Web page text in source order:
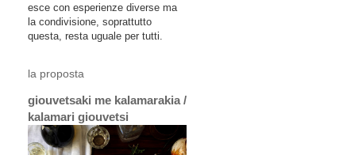
esce con esperienze diverse ma
la condivisione, soprattutto
questa, resta uguale per tutti.
la proposta
giouvetsaki me kalamarakia /
kalamari giouvetsi